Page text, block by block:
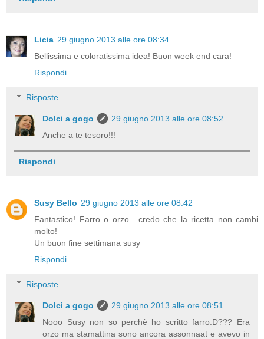
Licia 29 giugno 2013 alle ore 08:34
Bellissima e coloratissima idea! Buon week end cara!
Rispondi
Risposte
Dolci a gogo
29 giugno 2013 alle ore 08:52
Anche a te tesoro!!!
Rispondi
Susy Bello 29 giugno 2013 alle ore 08:42
Fantastico! Farro o orzo....credo che la ricetta non cambi
molto!
Un buon fine settimana susy
Rispondi
Risposte
Dolci a gogo
29 giugno 2013 alle ore 08:51
Nooo Susy non so perchè ho scritto farro:D??? Era
orzo ma stamattina sono ancora assonnaat e avevo in